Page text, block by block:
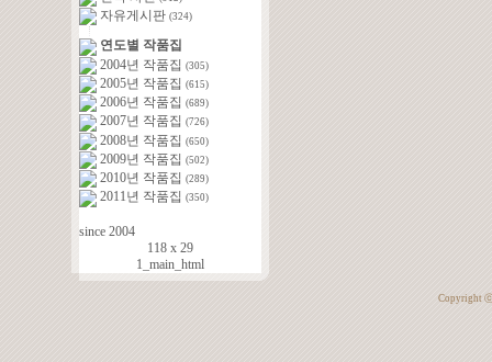
자유게시판 (324)
연도별 작품집
2004년 작품집 (305)
2005년 작품집 (615)
2006년 작품집 (689)
2007년 작품집 (726)
2008년 작품집 (650)
2009년 작품집 (502)
2010년 작품집 (289)
2011년 작품집 (350)
since 2004
118 x 29
1_main_html
Copyright